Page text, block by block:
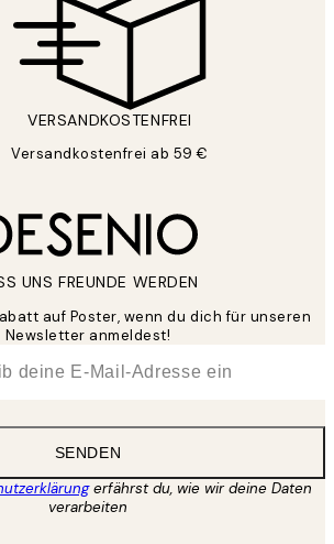
VERSANDKOSTENFREI
Versandkostenfrei ab 59 €
UNS FREUNDE WERDEN
auf Poster, wenn du dich für unseren
Newsletter anmeldest!
SENDEN
erfährst du, wie wir deine Daten
verarbeiten